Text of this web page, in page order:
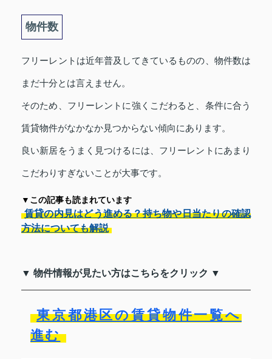
物件数
フリーレントは近年普及してきているものの、物件数は
まだ十分とは言えません。
そのため、フリーレントに強くこだわると、条件に合う
賃貸物件がなかなか見つからない傾向にあります。
良い新居をうまく見つけるには、フリーレントにあまり
こだわりすぎないことが大事です。
▼この記事も読まれています
賃貸の内見はどう進める？持ち物や日当たりの確認
方法についても解説
▼ 物件情報が見たい方はこちらをクリック ▼
東京都港区の賃貸物件一覧へ
進む